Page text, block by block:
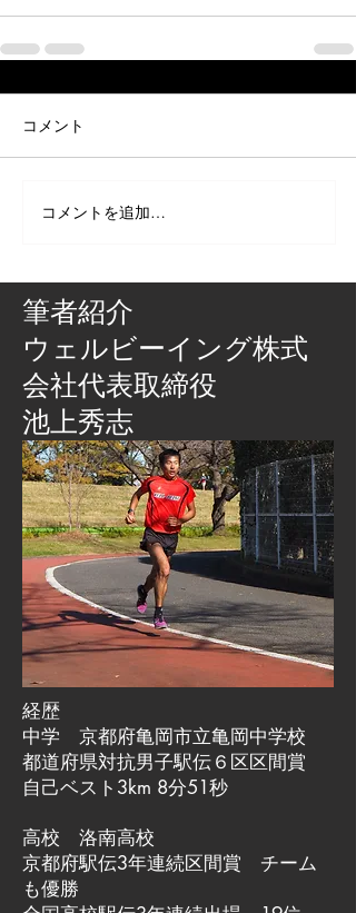
コメント
コメントを追加…
筆者紹介
​ウェルビーイング株式
会社代表取締役
池上秀志
経歴
中学 京都府亀岡市立亀岡中学校
都道府県対抗男子駅伝６区区間賞
自己ベスト3km 8分51秒
高校 洛南高校
京都府駅伝3年連続区間賞 チーム
も優勝